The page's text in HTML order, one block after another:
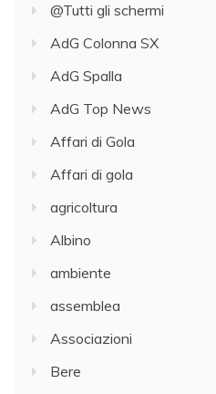
@Tutti gli schermi
AdG Colonna SX
AdG Spalla
AdG Top News
Affari di Gola
Affari di gola
agricoltura
Albino
ambiente
assemblea
Associazioni
Bere